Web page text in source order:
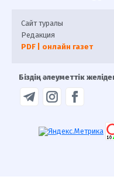
Сайт туралы
Редакция
PDF | онлайн газет
Біздің әлеуметтік